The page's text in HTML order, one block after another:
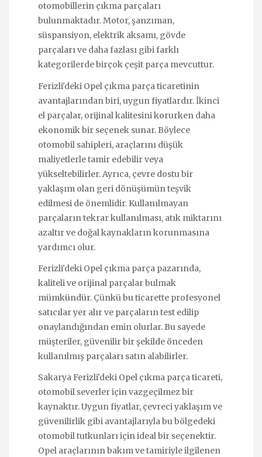
otomobillerin çıkma parçaları
bulunmaktadır. Motor, şanzıman,
süspansiyon, elektrik aksamı, gövde
parçaları ve daha fazlası gibi farklı
kategorilerde birçok çeşit parça mevcuttur.
Ferizli'deki Opel çıkma parça ticaretinin
avantajlarından biri, uygun fiyatlardır. İkinci
el parçalar, orijinal kalitesini korurken daha
ekonomik bir seçenek sunar. Böylece
otomobil sahipleri, araçlarını düşük
maliyetlerle tamir edebilir veya
yükseltebilirler. Ayrıca, çevre dostu bir
yaklaşım olan geri dönüşümün teşvik
edilmesi de önemlidir. Kullanılmayan
parçaların tekrar kullanılması, atık miktarını
azaltır ve doğal kaynakların korunmasına
yardımcı olur.
Ferizli'deki Opel çıkma parça pazarında,
kaliteli ve orijinal parçalar bulmak
mümkündür. Çünkü bu ticarette profesyonel
satıcılar yer alır ve parçaların test edilip
onaylandığından emin olurlar. Bu sayede
müşteriler, güvenilir bir şekilde önceden
kullanılmış parçaları satın alabilirler.
Sakarya Ferizli'deki Opel çıkma parça ticareti,
otomobil severler için vazgeçilmez bir
kaynaktır. Uygun fiyatlar, çevreci yaklaşım ve
güvenilirlik gibi avantajlarıyla bu bölgedeki
otomobil tutkunları için ideal bir seçenektir.
Opel araçlarının bakım ve tamiriyle ilgilenen